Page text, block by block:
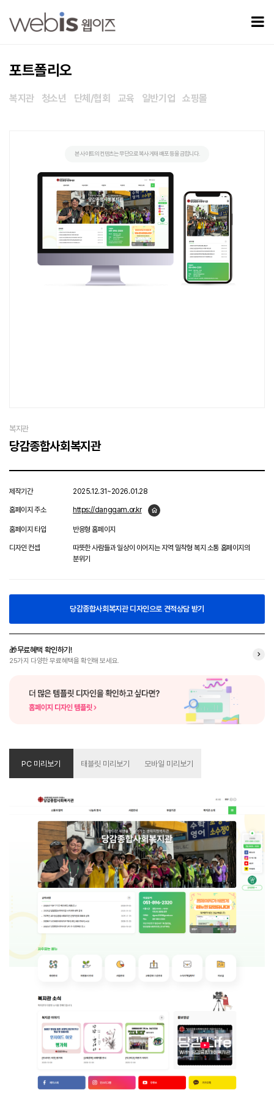
포트폴리오
복지관 청소년 단체/협회 교육 일반기업 쇼핑몰
본 사이트의 컨텐츠는 무단으로 복사·게재·배포 등을 금합니다.
PC 미리보기 태블릿 미리보기 모바일 미리보기
복지관
당감종합사회복지관
제작기간 2025.12.31~2026.01.28
홈페이지 주소 https://danggam.or.kr
홈페이지 타입 반응형 홈페이지
디자인 컨셉
따뜻한 사람들과 일상이 이어지는 지역 밀착형 복지 소통 홈페이지의
분위기
당감종합사회복지관 디자인으로 견적상담 받기
🎁무료혜택 확인하기!
25가지 다양한 무료혜택을 확인해 보세요.